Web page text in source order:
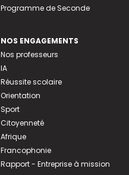
Programme de Seconde
NOS ENGAGEMENTS
Nos professeurs
IA
Réussite scolaire
Orientation
Sport
Citoyenneté
Afrique
Francophonie
Rapport - Entreprise à mission